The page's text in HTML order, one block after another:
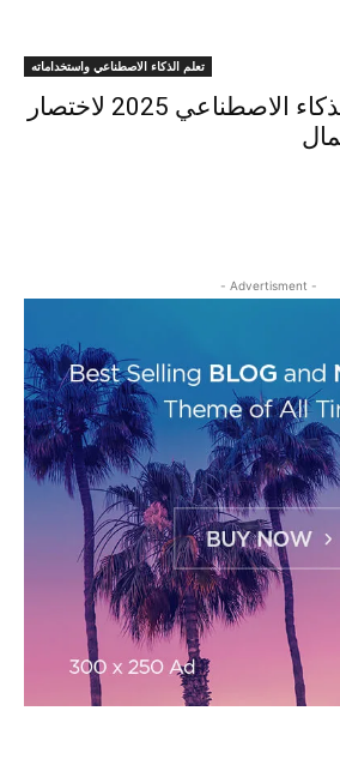
تعلم الذكاء الاصطناعي واستخداماته
افضل تطبيقات الذكاء الاصطناعي 2025 لاختصار
- Advertisment -